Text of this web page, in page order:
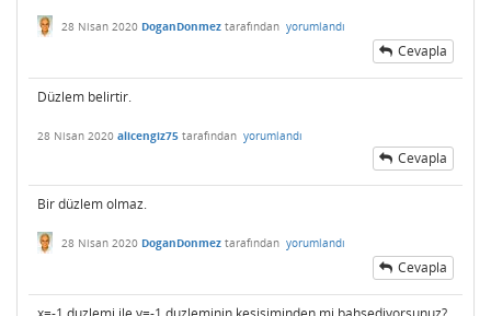
28 Nisan 2020 DoganDonmez tarafından yorumlandı
Cevapla
Düzlem belirtir.
28 Nisan 2020 alicengiz75 tarafından yorumlandı
Cevapla
Bir düzlem olmaz.
28 Nisan 2020 DoganDonmez tarafından yorumlandı
Cevapla